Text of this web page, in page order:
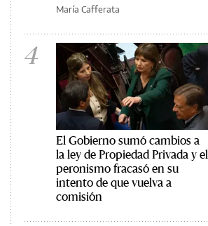
María Cafferata
4
El Gobierno sumó cambios a
la ley de Propiedad Privada y el
peronismo fracasó en su
intento de que vuelva a
comisión